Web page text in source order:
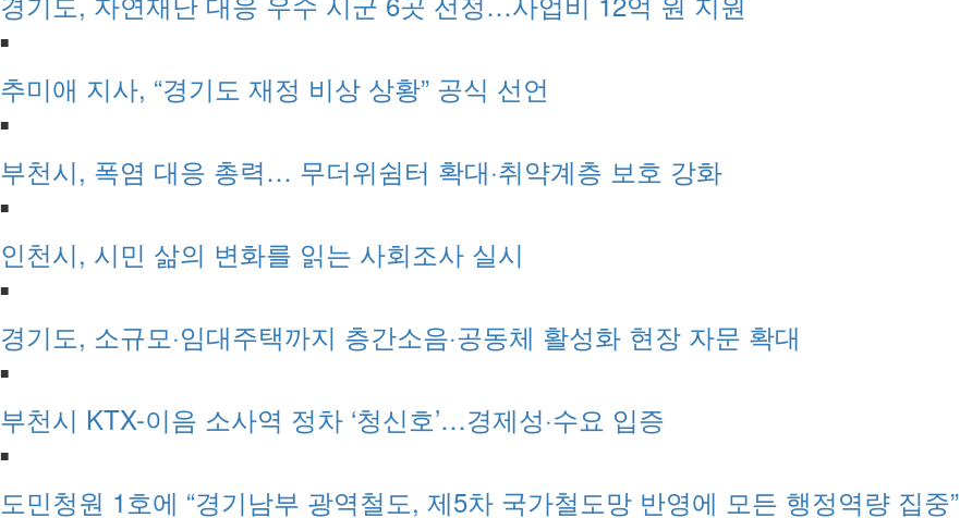
■
추미애 지사, “경기도 재정 비상 상황” 공식 선언
■
부천시, 폭염 대응 총력… 무더위쉼터 확대·취약계층 보호 강화
■
인천시, 시민 삶의 변화를 읽는 사회조사 실시
■
경기도, 소규모·임대주택까지 층간소음·공동체 활성화 현장 자문 확대
■
부천시 KTX-이음 소사역 정차 ‘청신호’…경제성·수요 입증
■
도민청원 1호에 “경기남부 광역철도, 제5차 국가철도망 반영에 모든 행정역량 집중”